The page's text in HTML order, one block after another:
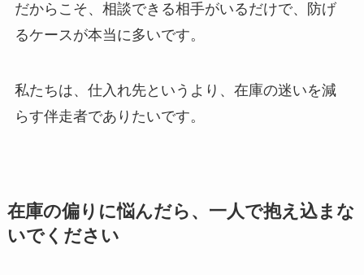
だからこそ、相談できる相手がいるだけで、防げ
るケースが本当に多いです。
私たちは、仕入れ先というより、在庫の迷いを減
らす伴走者でありたいです。
在庫の偏りに悩んだら、一人で抱え込まな
いでください